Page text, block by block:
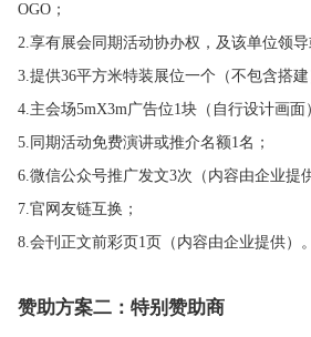
OGO；
2.享有展会同期活动协办权，及该单位领导
3.提供36平方米特装展位一个（不包含搭建
4.主会场5mX3m广告位1块（自行设计画面
5.同期活动免费演讲或推介名额1名；
6.微信公众号推广发文3次（内容由企业提
7.官网友链互换；
8.会刊正文前彩页1页（内容由企业提供）。
赞助方案二：特别赞助商